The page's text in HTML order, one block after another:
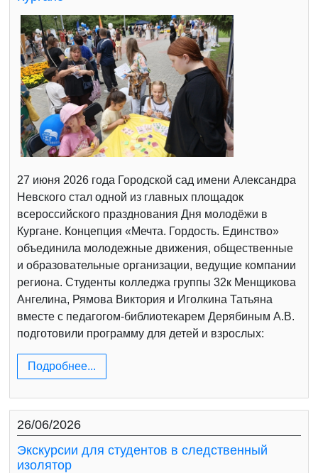
27 июня 2026 года Городской сад имени Александра
Невского стал одной из главных площадок
всероссийского празднования Дня молодёжи в
Кургане. Концепция «Мечта. Гордость. Единство»
объединила молодежные движения, общественные
и образовательные организации, ведущие компании
региона. Студенты колледжа группы 32к Менщикова
Ангелина, Рямова Виктория и Иголкина Татьяна
вместе с педагогом-библиотекарем Дерябиным А.В.
подготовили программу для детей и взрослых:
Подробнее...
26/06/2026
Экскурсии для студентов в следственный
изолятор